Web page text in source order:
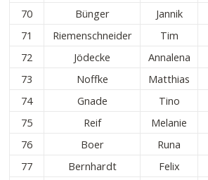
70
Bünger Jannik
71
Riemenschneider Tim
72
Jödecke Annalena
73
Noffke Matthias
74
Gnade Tino
75
Reif Melanie
76
Boer Runa
77
Bernhardt Felix